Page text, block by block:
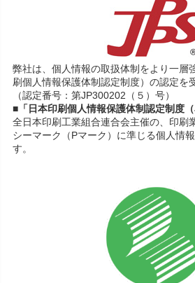
弊社は、個人情報の取扱体制をより一層
刷個人情報保護体制認定制度）の認定を
（認定番号：第JP300202（５）号）
■「日本印刷個人情報保護体制認定制度
全日本印刷工業組合連合会主催の、印刷
シーマーク（Pマーク）に準じる個人情
す。